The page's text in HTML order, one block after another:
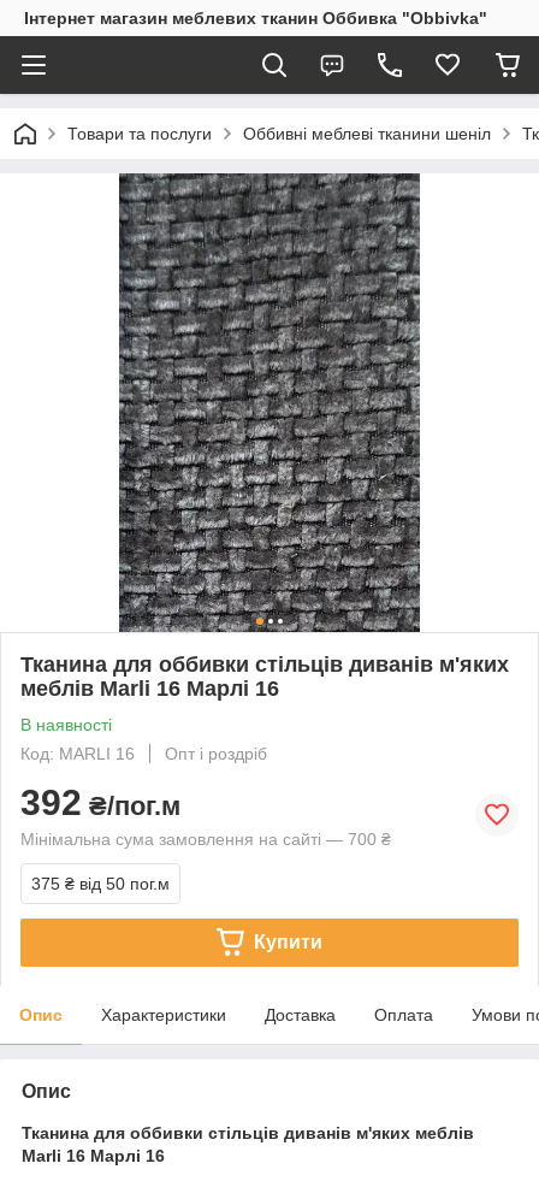
Інтернет магазин меблевих тканин Оббивка "Obbivka"
Товари та послуги Оббивні меблеві тканини шеніл
Тканина для оббивки стільців диванів м'яких
меблів Marli 16 Марлі 16
В наявності
Код: MARLI 16
Опт і роздріб
392 ₴/пог.м
Мінімальна сума замовлення на сайті — 700 ₴
375 ₴ від 50 пог.м
Купити
Опис Характеристики Доставка Оплата Умови
Опис
Тканина для оббивки стільців диванів м'яких меблів
Marli 16 Марлі 16